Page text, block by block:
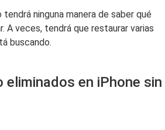
ninguna manera de saber qué
A veces, tendrá que restaurar varias
buscando.
en iPhone sin